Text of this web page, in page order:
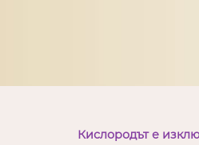
Кислородът е